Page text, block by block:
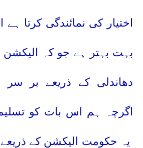
اختیار کی نمائندگی کرتا
بہت بہتر ہے جو کہ الیکشن
دھاندلی کے ذریعے بر سر
اگرچہ ہم اس بات کو
یہ حکومت الیکشن کے ذریعے